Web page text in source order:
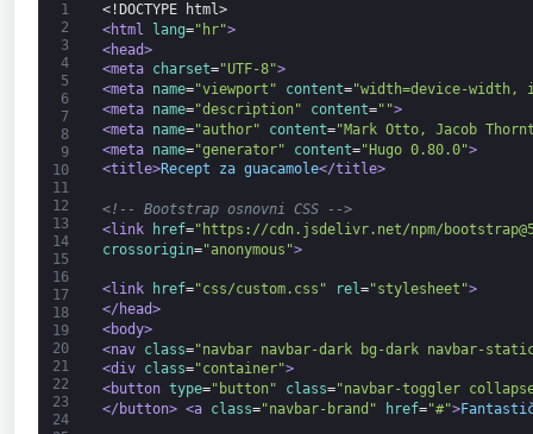
1
2
3
4
5
6
7
8
9
10
11
12
13
14
15
16
17
18
19
20
21
22
23
24
<!DOCTYPE html>
<html
lang="hr">
<head>
<meta charset="UTF-8">
<meta name="viewport" content="width=device-
<meta name="description" content="">
<meta name="author" content="Mark Otto, Jacob
<meta name="generator" content="Hugo 0.80.0">
<title>Recept za guacamole</title>
<!-- Bootstrap osnovni CSS -->
<link
href="https://cdn.jsdelivr.net/npm/
crossorigin="anonymous">
<link href="css/custom.css" rel="stylesheet">
</head>
<body>
<nav class="navbar navbar-dark bg-dark navbar-
<div class="container">
<button type="button" class="navbar-toggler
</button> <a class="navbar-brand" href="#">